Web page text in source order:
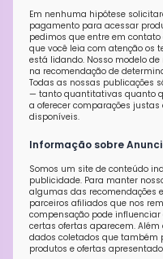
Em nenhuma hipótese
pagamento para acessar
pedimos que entre em
que você leia com atenção os
está lidando. Nosso modelo
na recomendação de
Todas as nossas publicações
— tanto quantitativas quanto
a oferecer comparações
disponíveis.
Informação sobre
Somos um site de conteúdo
publicidade. Para manter
algumas das recomendações
parceiros afiliados que nos
compensação pode
certas ofertas aparecem.
dados coletados que também
produtos e ofertas